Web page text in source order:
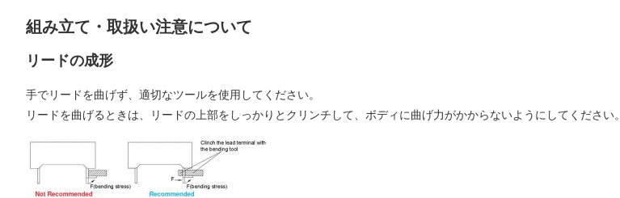
組み立て・取扱い注意について
リードの成形
手でリードを曲げず、適切なツールを使用してください。
リードを曲げるときは、リードの上部をしっかりとクリンチして、ボディに曲げ力がかからないようにしてください。